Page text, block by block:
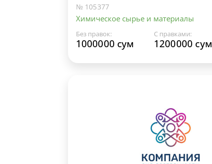
№ 105377
Химическое сырье и материалы
Без правок:
1000000 сум
С правками:
1200000 сум